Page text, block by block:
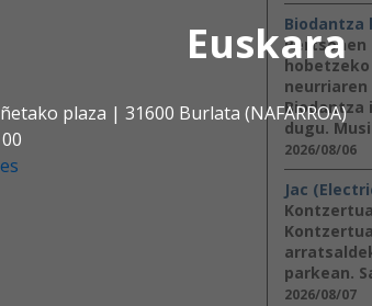
Euskara
plaza | 31600 Burlata (NAFARROA)
Biodantza
neurriaren
dugu.
2026/08/06
Jac
parkean.
2026/08/07